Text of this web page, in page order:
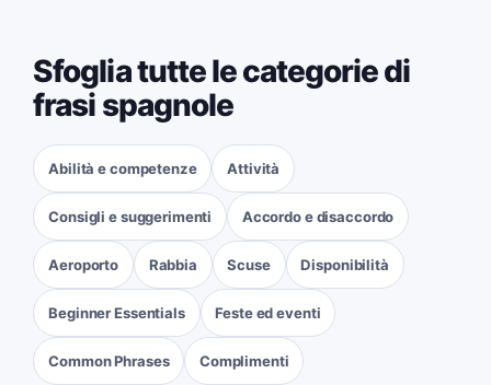
Sfoglia tutte le categorie di
frasi spagnole
Abilità e competenze Attività
Consigli e suggerimenti Accordo e disaccordo
Aeroporto Rabbia Scuse Disponibilità
Beginner Essentials Feste ed eventi
Common Phrases Complimenti